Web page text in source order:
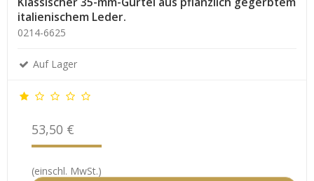
italienischem Leder.
0214-6625
Auf Lager
53,50 €
(einschl. MwSt.)